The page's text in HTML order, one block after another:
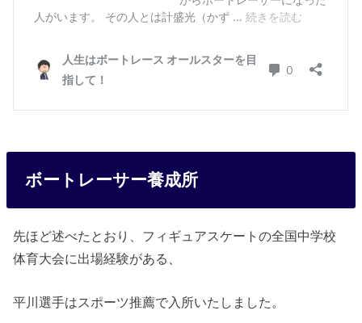
ボートレーサー養成所
先ほど述べたとおり、フィギュアスケートの全国中学校
体育大会に出場経験がある、
平川選手はスポーツ推薦で入所いたしました。